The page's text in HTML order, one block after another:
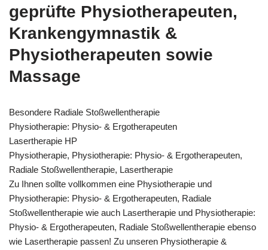
geprüfte Physiotherapeuten,
Krankengymnastik &
Physiotherapeuten sowie
Massage
Besondere Radiale Stoßwellentherapie
Physiotherapie: Physio- & Ergotherapeuten
Lasertherapie HP
Physiotherapie, Physiotherapie: Physio- & Ergotherapeuten,
Radiale Stoßwellentherapie, Lasertherapie
Zu Ihnen sollte vollkommen eine Physiotherapie und
Physiotherapie: Physio- & Ergotherapeuten, Radiale
Stoßwellentherapie wie auch Lasertherapie und Physiotherapie:
Physio- & Ergotherapeuten, Radiale Stoßwellentherapie ebenso
wie Lasertherapie passen! Zu unseren Physiotherapie &